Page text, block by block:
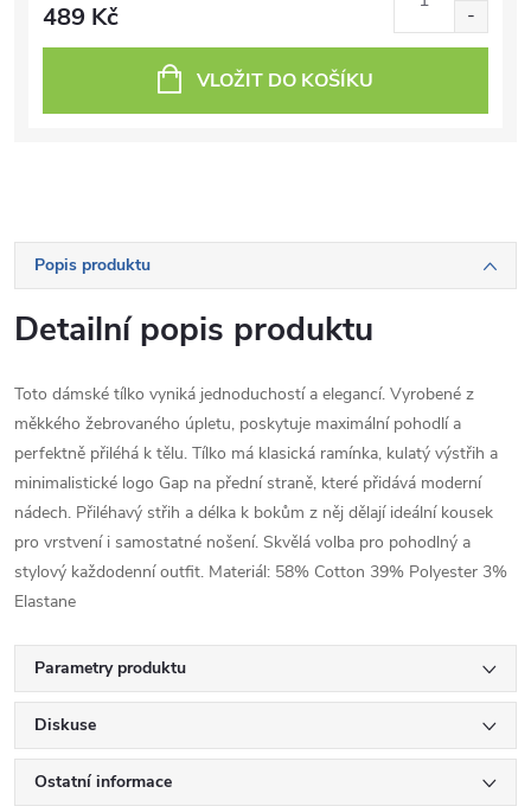
489 Kč
VLOŽIT DO KOŠÍKU
Popis produktu
Detailní popis produktu
Toto dámské tílko vyniká jednoduchostí a elegancí. Vyrobené z
měkkého žebrovaného úpletu, poskytuje maximální pohodlí a
perfektně přiléhá k tělu. Tílko má klasická ramínka, kulatý výstřih a
minimalistické logo Gap na přední straně, které přidává moderní
nádech. Přiléhavý střih a délka k bokům z něj dělají ideální kousek
pro vrstvení i samostatné nošení. Skvělá volba pro pohodlný a
stylový každodenní outfit. Materiál: 58% Cotton 39% Polyester 3%
Elastane
Parametry produktu
Diskuse
Ostatní informace